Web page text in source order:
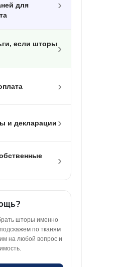
для
›
если шторы›
›
и декларации ›
›
шторы именно
по тканям
на любой вопрос и